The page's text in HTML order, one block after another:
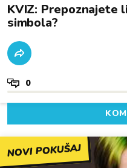
KVIZ: Prepoznajete
simbola?
0
NOVI POKUŠAJ